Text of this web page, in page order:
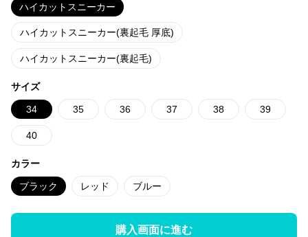
ハイカットスニーカー
ハイカットスニーカー(裏起毛 厚底)
ハイカットスニーカー(裏起毛)
サイズ
34 35 36 37 38 39
40
カラー
ブラック レッド ブルー
購入画面に進む